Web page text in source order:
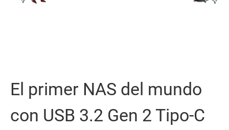
El primer NAS del mundo
con USB 3.2 Gen 2 Tipo-C